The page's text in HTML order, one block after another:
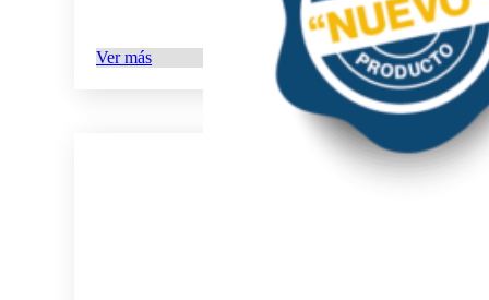
Ver más